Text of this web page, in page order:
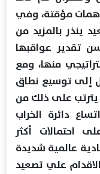
مؤقتة، وفي
ينذر بالمزيد من
تقدير عواقبها
منها، ومع
إلى توسيع نطاق
يترتب على ذلك من
دائرة الخراب
احتمالات أكثر
عالمية شديدة
علي تصعيد